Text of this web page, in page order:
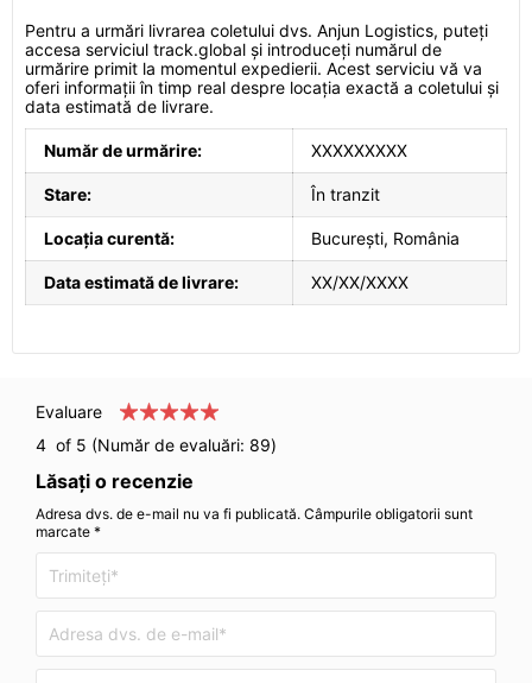
Pentru a urmări livrarea coletului dvs. Anjun Logistics, puteți
accesa serviciul track.global și introduceți numărul de
urmărire primit la momentul expedierii. Acest serviciu vă va
oferi informații în timp real despre locația exactă a coletului și
data estimată de livrare.
Număr de urmărire: XXXXXXXXX
Stare: În tranzit
Locația curentă: București, România
Data estimată de livrare: XX/XX/XXXX
Evaluare
4 of 5 (Număr de evaluări: 89)
Lăsați o recenzie
Adresa dvs. de e-mail nu va fi publicată. Câmpurile obligatorii sunt
marcate *